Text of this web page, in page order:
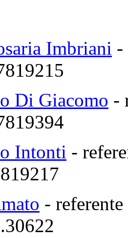
Imbriani -
Di Giacomo -
Intonti -
-